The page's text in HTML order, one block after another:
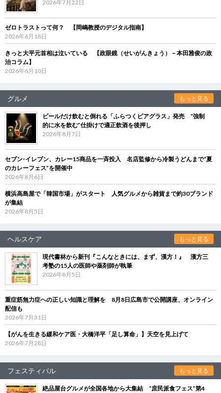
2026年7月22日
ゼロトラストって何？ 【岡嶋教授のデジタル指南】
2026年6月18日
きっと大平元首相は泣いている 【政眼鏡（せいがんきょう）－本田雅俊の政
治コラム】
2026年6月10日
グルメ もっと見る
ビールだけ飲むと倒れる「ふらつくビアグラス」発売 “強制
的に水を飲む”仕掛けで適正飲酒を後押し
2026年8月7日
セブン‐イレブン、カレー15商品を一斉投入 名店監修から冷製うどんまで“夏
のカレーフェス”を開催中
2026年8月6日
横浜高島屋で「韓国市場」がスタート 人気グルメから雑貨まで約30ブランド
が集結
2026年8月5日
ヘルスケア もっと見る
現代書林から新刊『こんなときには、まず、漢方！』 漢方三
考塾の15人の医師や薬剤師が執筆
2026年8月5日
重症筋無力症への正しい知識と理解を 8月8日広島市で公開講座、オンライン
配信も
2026年7月31日
【がんを生きる緩和ケア医・大橋洋平「足し算命」】天空を見上げて
2026年7月28日
フェスティバル もっと見る
絶品屋台グルメが全国各地から大集結 “庶民派食フェス”第4